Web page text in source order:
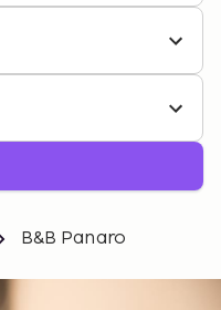
B&B Panaro